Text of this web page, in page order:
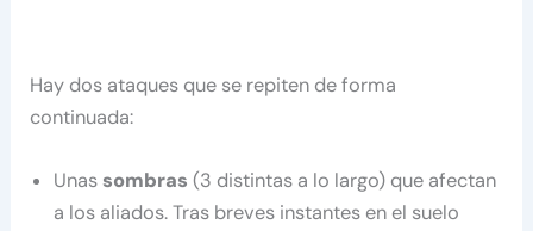
Hay dos ataques que se repiten de forma
continuada:
Unassombras (3 distintas a lo largo) que afectan
a los aliados. Tras breves instantes en el suelo